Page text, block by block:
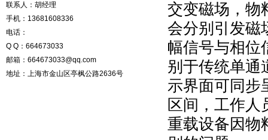
交变磁场，物
会分别引发磁
幅信号与相位
别于传统单通
示界面可同步
区间，工作
重载设备因物
联系人：胡经理
手机：13681608336
电话：
Q Q：664673033
邮箱：664673033@qq.com
地址：上海市金山区亭枫公路2636号